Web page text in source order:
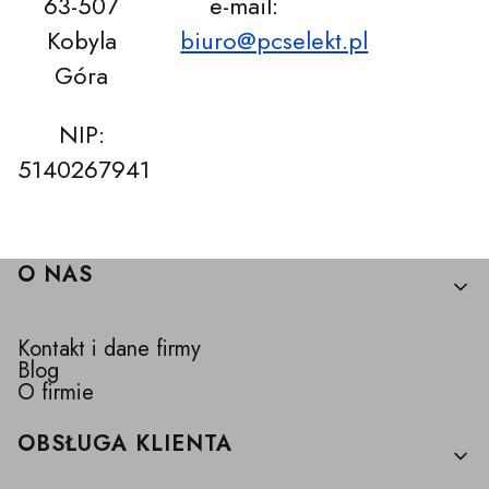
Kobyla
Góra
NIP:
5140267941
biuro@pcselekt.pl
Linki w stopce
O NAS
Kontakt i dane firmy
Blog
O firmie
OBSŁUGA KLIENTA